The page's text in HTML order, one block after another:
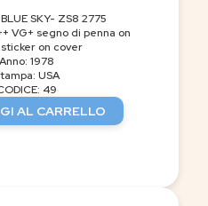
SKY- ZS8 2775
VG+ segno di penna on
on cover
Anno: 1978
USA
49
AL CARRELLO